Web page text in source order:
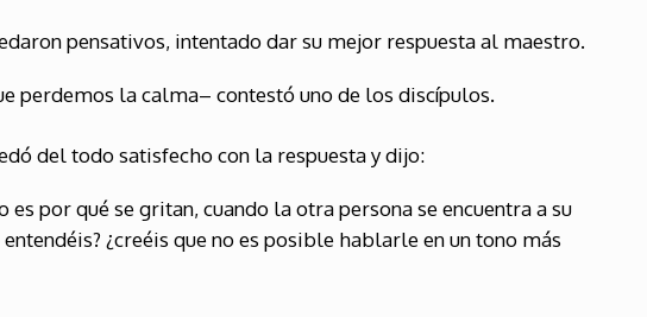
pensativos, intentado dar su mejor respuesta al maestro.
perdemos la calma– contestó uno de los discípulos.
del todo satisfecho con la respuesta y dijo:
es por qué se gritan, cuando la otra persona se encuentra a su
¿creéis que no es posible hablarle en un tono más